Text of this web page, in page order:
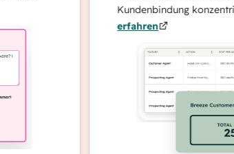
Kundenbindung konzentrieren
erfahren